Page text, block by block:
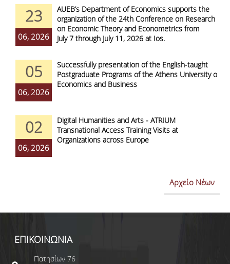
23
06, 2026
AUEB’s Department of Economics supports the
organization of the 24th Conference on Research
on Economic Theory and Econometrics from
July 7 through July 11, 2026 at Ios.
05
06, 2026
Successfully presentation of the English-taught
Postgraduate Programs of the Athens University of
Economics and Business
02
06, 2026
Digital Humanities and Arts - ATRIUM
Transnational Access Training Visits at
Organizations across Europe
Αρχείο Νέων
ΕΠΙΚΟΙΝΩΝΙΑ
Πατησίων 76